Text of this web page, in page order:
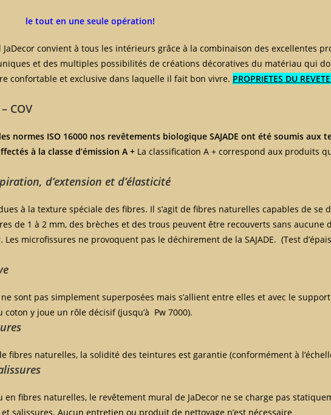
le tout en une seule opération!
convient à tous les intérieurs grâce à la combinaison des excellentes
et des multiples possibilités de créations décoratives du matériau qui
confortable et exclusive dans laquelle il fait bon vivre. PROPRIETES DU
COV
normes ISO 16000 nos revêtements biologique SAJADE ont été soumis aux
à la classe d’émission A + La classification A + correspond aux produits
d’extension et d’élasticité
à la texture spéciale des fibres. Il s’agit de fibres naturelles capables de se
de 1 à 2 mm, des brèches et des trous peuvent être recouverts sans aucune
Les microfissures ne provoquent pas le déchirement de la SAJADE. (Test
sont pas simplement superposées mais s’allient entre elles et avec le
y joue un rôle décisif (jusqu’à Pw 7000).
fibres naturelles, la solidité des teintures est garantie (conformément à
en fibres naturelles, le revêtement mural de JaDecor ne se charge pas
salissures. Aucun entretien ou produit de nettoyage n’est nécessaire